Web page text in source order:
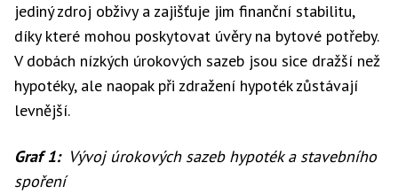
jediný zdroj obživy a zajišťuje jim finanční stabilitu,
díky které mohou poskytovat úvěry na bytové potřeby.
V dobách nízkých úrokových sazeb jsou sice dražší než
hypotéky, ale naopak při zdražení hypoték zůstávají
levnější.
Graf 1: Vývoj úrokových sazeb hypoték a stavebního
spoření